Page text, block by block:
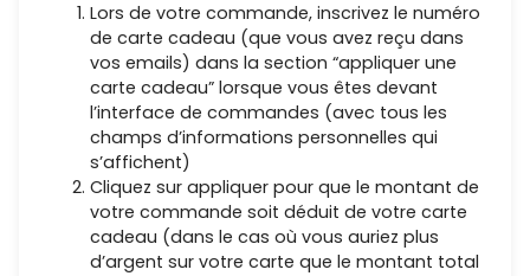
Lors de votre commande, inscrivez le numéro
de carte cadeau (que vous avez reçu dans
vos emails) dans la section “appliquer une
carte cadeau” lorsque vous êtes devant
l’interface de commandes (avec tous les
champs d’informations personnelles qui
s’affichent)
Cliquez sur appliquer pour que le montant de
votre commande soit déduit de votre carte
cadeau (dans le cas où vous auriez plus
d’argent sur votre carte que le montant total